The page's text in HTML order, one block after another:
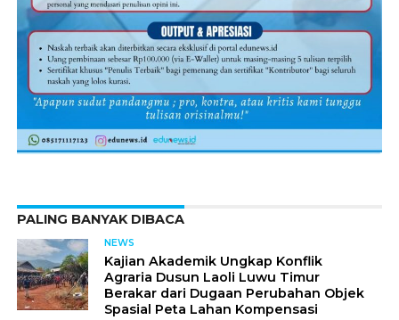
PALING BANYAK DIBACA
NEWS
Kajian Akademik Ungkap Konflik
Agraria Dusun Laoli Luwu Timur
Berakar dari Dugaan Perubahan Objek
Spasial Peta Lahan Kompensasi